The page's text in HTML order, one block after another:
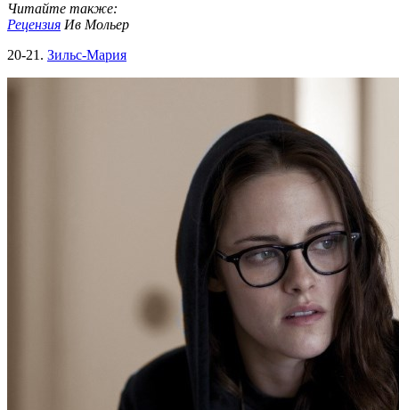
Читайте также:
Рецензия Ив Мольер
20-21. Зильс-Мария